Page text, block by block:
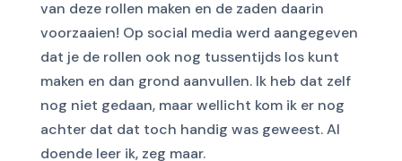
van deze rollen maken en de zaden daarin
voorzaaien! Op social media werd aangegeven
dat je de rollen ook nog tussentijds los kunt
maken en dan grond aanvullen. Ik heb dat zelf
nog niet gedaan, maar wellicht kom ik er nog
achter dat dat toch handig was geweest. Al
doende leer ik, zeg maar.